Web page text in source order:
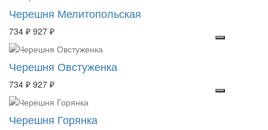
Черешня Мелитопольская
734 ₽ 927 ₽
Черешня Овстуженка
734 ₽ 927 ₽
Черешня Горянка